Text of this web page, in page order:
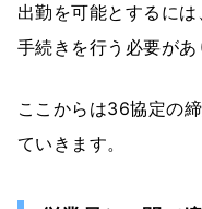
出勤を可能とするに
手続きを行う必要があ
ここからは36協定の
ていきます。